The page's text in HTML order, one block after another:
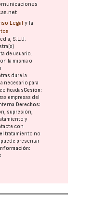
Legal y la
S.L.U.
de usuario.
la misma o
dure la
necesario para
Cesión:
empresas del
Derechos:
supresión,
y
con
tratamiento no
puede presentar